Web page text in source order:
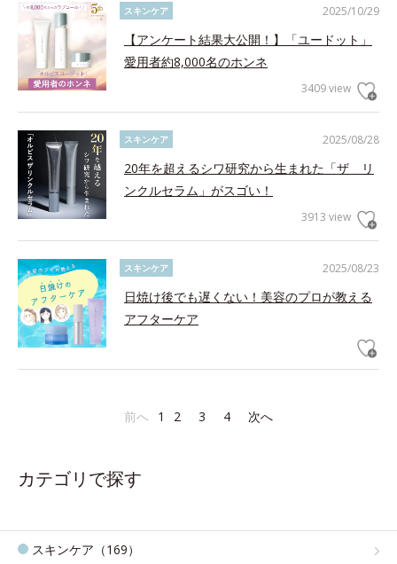
2025/10/29
スキンケア
【アンケート結果大公開！】「ユードット」
愛用者約8,000名のホンネ
3409 view
2025/08/28
スキンケア
20年を超えるシワ研究から生まれた「ザ リ
ンクルセラム」がスゴい！
3913 view
2025/08/23
スキンケア
日焼け後でも遅くない！美容のプロが教える
アフターケア
前へ 1 2 3 4 次へ
カテゴリで探す
スキンケア（169）